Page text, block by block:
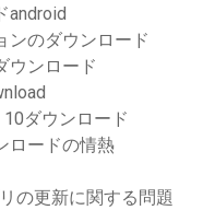
android
ンのダウンロード
ウンロード
ダウンロード
ロードの情熱
の更新に関する問題